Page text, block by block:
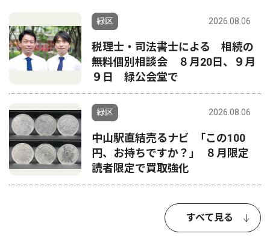
緑区 2026.08.06
税理士・司法書士による 相続の
無料個別相談会 ８月20日、９月
９日 緑公会堂で
緑区 2026.08.06
中山駅直結売るナビ ｢この100
円、お持ちですか？｣ ８月限定
読者限定で買取強化
すべて見る